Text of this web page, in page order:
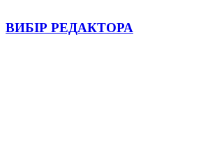
ВИБІР РЕДАКТОРА